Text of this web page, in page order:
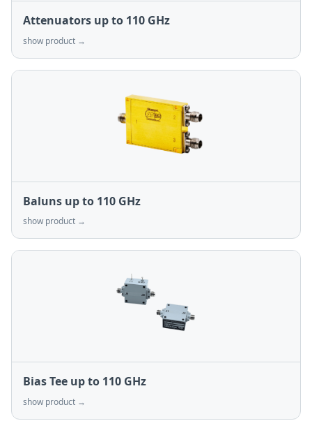
Attenuators up to 110 GHz
show product →
Baluns up to 110 GHz
show product →
Bias Tee up to 110 GHz
show product →